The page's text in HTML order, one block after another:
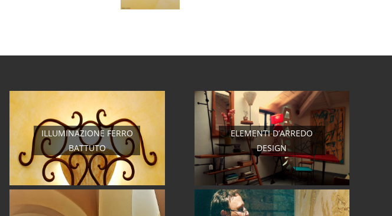
ILLUMINAZIONE FERRO
BATTUTO
ELEMENTI D’ARREDO
DESIGN